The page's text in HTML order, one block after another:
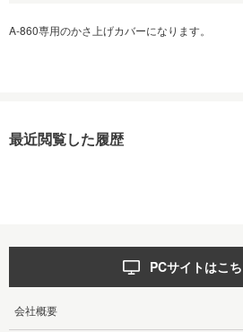
A-860専用のかさ上げカバーになります。
最近閲覧した履歴
PCサイトはこ
会社概要